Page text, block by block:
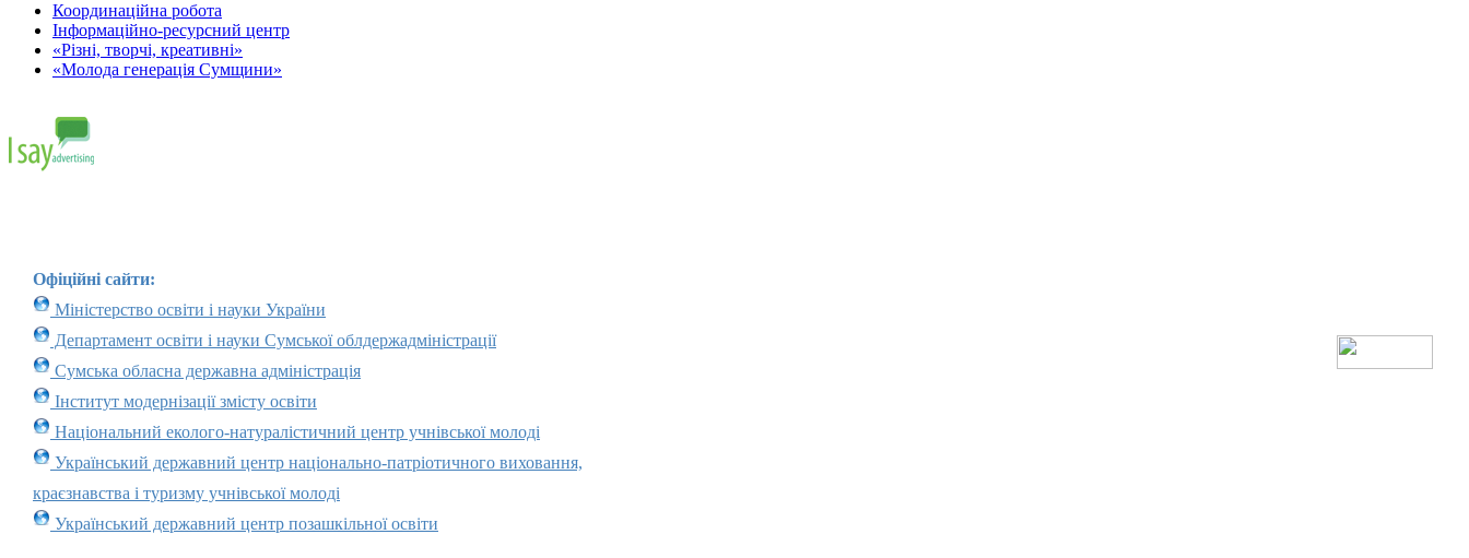
Координаційна робота
Інформаційно-ресурсний центр
«Різні, творчі, креативні»
«Молода генерація Сумщини»
Офіційні сайти:
Міністерство освіти і науки України
Департамент освіти і науки Сумської облдержадміністрації
Сумська обласна державна адміністрація
Інститут модернізації змісту освіти
Національний еколого-натуралістичний центр учнівської молоді
Український державний центр національно-патріотичного виховання,
краєзнавства і туризму учнівської молоді
Український державний центр позашкільної освіти